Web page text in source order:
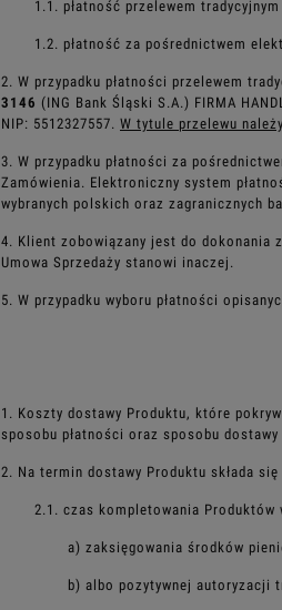
1.1. płatność przelewem
1.2. płatność za pośrednictwem
2. W przypadku płatności przelewem
3146 (ING Bank Śląski S.A.) FIRMA
NIP: 5512327557. W tytule przelewu
3. W przypadku płatności za
Zamówienia. Elektroniczny system
wybranych polskich oraz zagranicznych
4. Klient zobowiązany jest do dokonania
Umowa Sprzedaży stanowi inaczej.
5. W przypadku wyboru płatności
1. Koszty dostawy Produktu, które
sposobu płatności oraz sposobu dostawy
2. Na termin dostawy Produktu składa
2.1. czas kompletowania
a) zaksięgowania środków
b) albo pozytywnej autoryzacji